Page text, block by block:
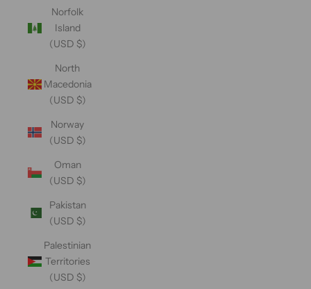
Norfolk
Island
(USD $)
North
Macedonia
(USD $)
Norway
(USD $)
Oman
(USD $)
Pakistan
(USD $)
Palestinian
Territories
(USD $)